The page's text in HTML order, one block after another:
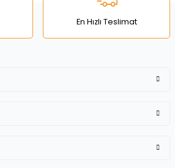
alternatifler olmalı.
En Hızlı Teslimat